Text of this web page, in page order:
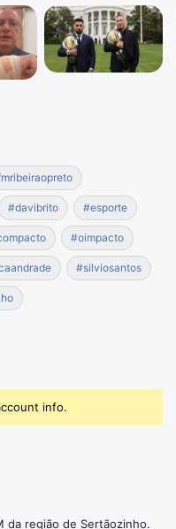
#davibrito #esporte
#oimpacto
#silviosantos
info.
da região de Sertãozinho.